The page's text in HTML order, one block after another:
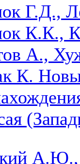
Г.Д.,
К.К.,
А.,
К.